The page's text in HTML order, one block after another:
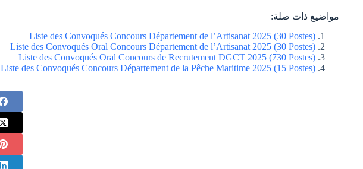
مواضيع ذات صلة:
Liste des Convoqués Concours Département de l’Artisanat 2025 (30 Postes)
Liste des Convoqués Oral Concours Département de l’Artisanat 2025 (30 Postes)
Liste des Convoqués Oral Concours de Recrutement DGCT 2025 (730 Postes)
Liste des Convoqués Concours Département de la Pêche Maritime 2025 (15 Postes)